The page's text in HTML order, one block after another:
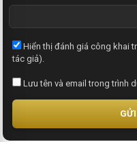
Hiển thị đánh giá công khai
tác giả).
Lưu tên và email trong trình